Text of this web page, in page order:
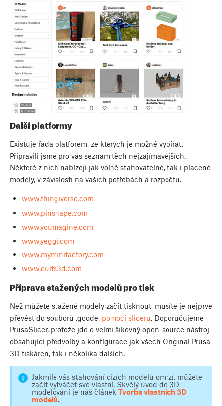
Další platformy
Existuje řada platforem, ze kterých je možné vybírat.
Připravili jsme pro vás seznam těch nejzajímavějších.
Některé z nich nabízejí jak volně stahovatelné, tak i placené
modely, v závislosti na vašich potřebách a rozpočtu.
www.thingiverse.com
www.pinshape.com
www.youmagine.com
www.yeggi.com
www.myminifactory.com
www.cults3d.com
Příprava stažených modelů pro tisk
Než můžete stažené modely začít tisknout, musíte je nejprve
převést do souborů .gcode, pomocí sliceru. Doporučujeme
PrusaSlicer, protože jde o velmi šikovný open-source nástroj
obsahující předvolby a konfigurace jak všech Original Prusa
3D tiskáren, tak i několika dalších.
Jakmile vás stahování cizích modelů omrzí, můžete
začít vytváčet své vlastní. Skvělý úvod do 3D
modelování je náš článek Tvorba vlastních 3D
modelů.